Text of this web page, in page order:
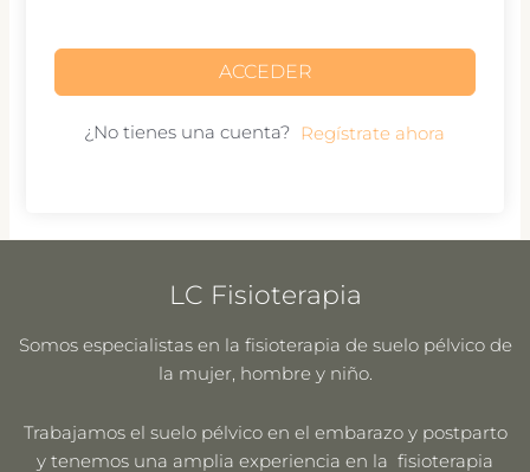
ACCEDER
¿No tienes una cuenta? Regístrate ahora
LC Fisioterapia
Somos especialistas en la fisioterapia de suelo pélvico de
la mujer, hombre y niño.
Trabajamos el suelo pélvico en el embarazo y postparto
y tenemos una amplia experiencia en la fisioterapia